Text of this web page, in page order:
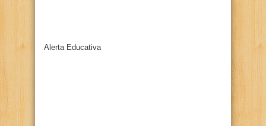
Alerta Educativa